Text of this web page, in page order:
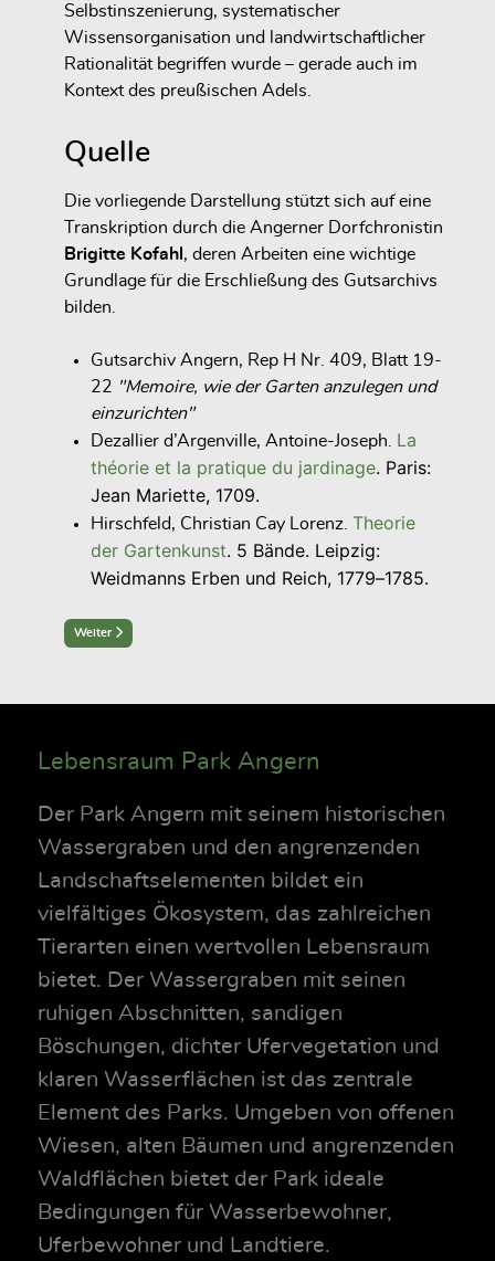
Selbstinszenierung, systematischer
Wissensorganisation und landwirtschaftlicher
Rationalität begriffen wurde – gerade auch im
Kontext des preußischen Adels.
Quelle
Die vorliegende Darstellung stützt sich auf eine
Transkription durch die Angerner Dorfchronistin
Brigitte Kofahl , deren Arbeiten eine wichtige
Grundlage für die Erschließung des Gutsarchivs
bilden.
Gutsarchiv Angern, Rep H Nr. 409, Blatt 19-
22 "Memoire, wie der Garten anzulegen und
einzurichten"
Dezallier d’Argenville, Antoine-Joseph. La
théorie et la pratique du jardinage. Paris:
Jean Mariette, 1709.
Hirschfeld, Christian Cay Lorenz. Theorie
der Gartenkunst. 5 Bände. Leipzig:
Weidmanns Erben und Reich, 1779–1785.
Next article: Sichtachsen und Bewegungsrichtungen
Weiter
Lebensraum Park Angern
Der Park Angern mit seinem historischen
Wassergraben und den angrenzenden
Landschaftselementen bildet ein
vielfältiges Ökosystem, das zahlreichen
Tierarten einen wertvollen Lebensraum
bietet. Der Wassergraben mit seinen
ruhigen Abschnitten, sandigen
Böschungen, dichter Ufervegetation und
klaren Wasserflächen ist das zentrale
Element des Parks. Umgeben von offenen
Wiesen, alten Bäumen und angrenzenden
Waldflächen bietet der Park ideale
Bedingungen für Wasserbewohner,
Uferbewohner und Landtiere.